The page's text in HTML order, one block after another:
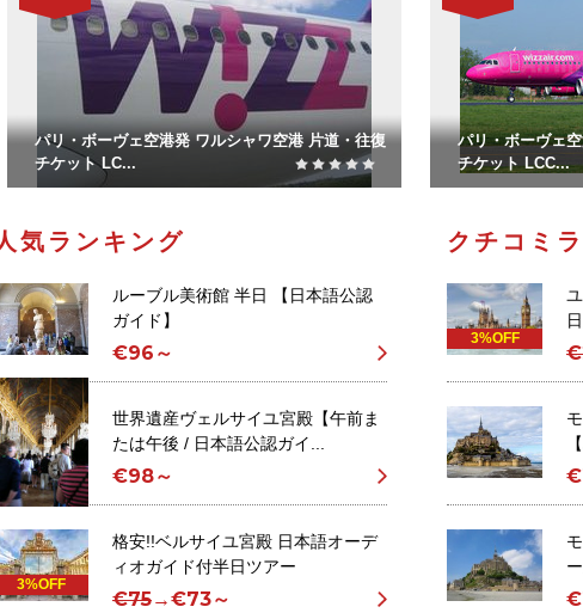
パリ・ボーヴェ空港発ブカレスト空港 片道・往復
チケット LCC...
パリ・オルリー
LCC格安航空...
気ランキング
ルーブル美術館 半日 【日本語公認
ガイド】
€96～
世界遺産ヴェルサイユ宮殿【午前ま
たは午後 / 日本語公認ガイ...
€98～
3%OFF
格安!!ベルサイユ宮殿 日本語オーデ
ィオガイド付半日ツアー
€75→€73～
クチコミ
3%OFF